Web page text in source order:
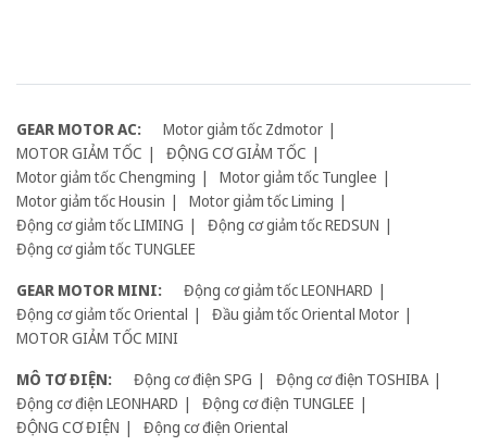
GEAR MOTOR AC:
Motor giảm tốc Zdmotor
MOTOR GIẢM TỐC
ĐỘNG CƠ GIẢM TỐC
Motor giảm tốc Chengming
Motor giảm tốc Tunglee
Motor giảm tốc Housin
Motor giảm tốc Liming
Động cơ giảm tốc LIMING
Động cơ giảm tốc REDSUN
Động cơ giảm tốc TUNGLEE
GEAR MOTOR MINI:
Động cơ giảm tốc LEONHARD
Động cơ giảm tốc Oriental
Đầu giảm tốc Oriental Motor
MOTOR GIẢM TỐC MINI
MÔ TƠ ĐIỆN:
Động cơ điện SPG
Động cơ điện TOSHIBA
Động cơ điện LEONHARD
Động cơ điện TUNGLEE
ĐỘNG CƠ ĐIỆN
Động cơ điện Oriental